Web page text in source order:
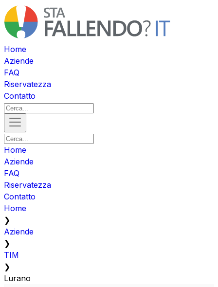
Home
Aziende
FAQ
Riservatezza
Contatto
Home
Aziende
FAQ
Riservatezza
Contatto
Home
❯
Aziende
❯
TIM
❯
Lurano